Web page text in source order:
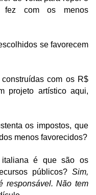
fez com os menos
se favorecem
com os R$
projeto artístico aqui,
os impostos, que
menos favorecidos?
italiana é que são os
públicos? Sim,
responsável. Não tem